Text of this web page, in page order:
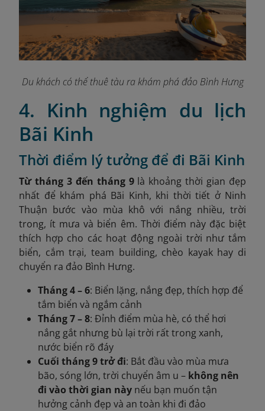
Du khách có thể thuê tàu ra khám phá đảo Bình Hưng
4. Kinh nghiệm du lịch
Bãi Kinh
Thời điểm lý tưởng để đi Bãi Kinh
Từ tháng 3 đến tháng 9là khoảng thời gian đẹp
nhất để khám phá Bãi Kinh, khi thời tiết ở Ninh
Thuận bước vào mùa khô với nắng nhiều, trời
trong, ít mưa và biển êm. Thời điểm này đặc biệt
thích hợp cho các hoạt động ngoài trời như tắm
biển, cắm trại, team building, chèo kayak hay di
chuyển ra đảo Bình Hưng.
Tháng 4 – 6: Biển lặng, nắng đẹp, thích hợp để
tắm biển và ngắm cảnh
Tháng 7 – 8: Đỉnh điểm mùa hè, có thể hơi
nắng gắt nhưng bù lại trời rất trong xanh,
nước biển rõ đáy
Cuối tháng 9 trở đi: Bắt đầu vào mùa mưa
bão, sóng lớn, trời chuyển âm u – không nên
đi vào thời gian này nếu bạn muốn tận
hưởng cảnh đẹp và an toàn khi đi đảo